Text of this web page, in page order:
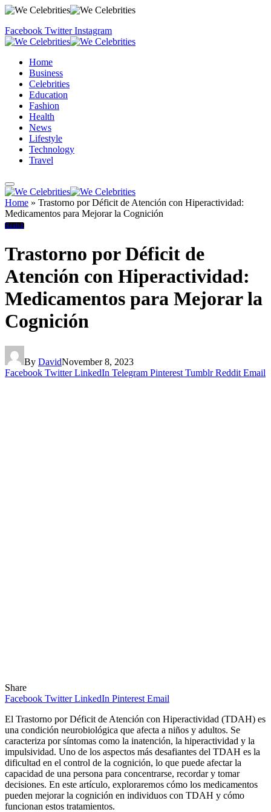
Facebook Twitter Instagram
Home
Business
Celebrities
Education
Fashion
Health
News
Lifestyle
Technology
Travel
Home » Trastorno por Déficit de Atención con Hiperactividad:
Medicamentos para Mejorar la Cognición
Health
Trastorno por Déficit de
Atención con Hiperactividad:
Medicamentos para Mejorar la
Cognición
By DavidNovember 8, 2023
Facebook Twitter LinkedIn Telegram Pinterest Tumblr Reddit Email
Share
Facebook Twitter LinkedIn Pinterest Email
El Trastorno por Déficit de Atención con Hiperactividad (TDAH) es
una condición neurobiológica que afecta a niños y adultos. Se
caracteriza por síntomas como la inatención, la hiperactividad y la
impulsividad. Uno de los aspectos más desafiantes del TDAH es la
dificultad en el control de la cognición, lo que puede afectar la
capacidad de una persona para concentrarse, recordar y tomar
decisiones. En este artículo, exploraremos cómo los medicamentos
pueden mejorar la cognición en individuos con TDAH y cómo
funcionan estos tratamientos.